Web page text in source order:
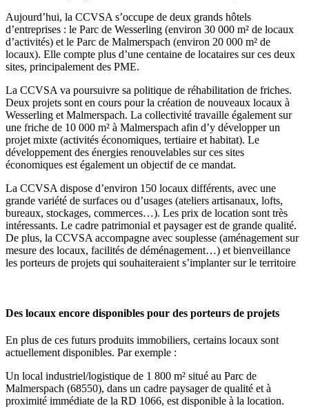
Aujourd’hui, la CCVSA s’occupe de deux grands hôtels
d’entreprises : le Parc de Wesserling (environ 30 000 m² de locaux
d’activités) et le Parc de Malmerspach (environ 20 000 m² de
locaux). Elle compte plus d’une centaine de locataires sur ces deux
sites, principalement des PME.
La CCVSA va poursuivre sa politique de réhabilitation de friches.
Deux projets sont en cours pour la création de nouveaux locaux à
Wesserling et Malmerspach. La collectivité travaille également sur
une friche de 10 000 m² à Malmerspach afin d’y développer un
projet mixte (activités économiques, tertiaire et habitat). Le
développement des énergies renouvelables sur ces sites
économiques est également un objectif de ce mandat.
La CCVSA dispose d’environ 150 locaux différents, avec une
grande variété de surfaces ou d’usages (ateliers artisanaux, lofts,
bureaux, stockages, commerces…). Les prix de location sont très
intéressants. Le cadre patrimonial et paysager est de grande qualité.
De plus, la CCVSA accompagne avec souplesse (aménagement sur
mesure des locaux, facilités de déménagement…) et bienveillance
les porteurs de projets qui souhaiteraient s’implanter sur le territoire
Des locaux encore disponibles pour des porteurs de projets
En plus de ces futurs produits immobiliers, certains locaux sont
actuellement disponibles. Par exemple :
Un local industriel/logistique de 1 800 m² situé au Parc de
Malmerspach (68550), dans un cadre paysager de qualité et à
proximité immédiate de la RD 1066, est disponible à la location.